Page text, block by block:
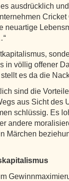
ausdrücklich
Cricket
neuartige
in völlig offener
es da die
sind die
aus Sicht des
schlüssig. Es
andere
Märchen